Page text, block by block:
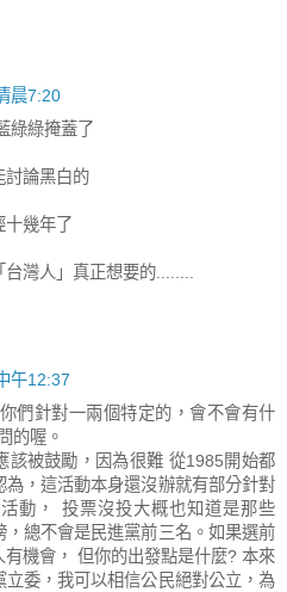
晨7:20
綠綠掩蓋了
討論黑白的
十幾年了
灣人」真正想要的........
午12:37
們針對一兩個特定的，會不會有什
的喔。
該被鼓勵，因為很難 從1985開始都
，這活動本身還沒辦就有部分針對
動， 投票沒投大概也知道是那些
，總不會是民進黨前三名。如果選前
機會， 但你的出發點是什麼? 本來
委，我可以相信公民絕對公立，為